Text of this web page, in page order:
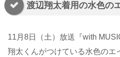
渡辺翔太着用の水色の
11月8日（土）放送『with
翔太くんがつけている水色のエ